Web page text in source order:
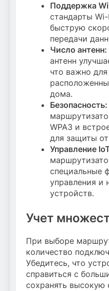
Поддержка
стандарты
быструю
передачи
Число антенн:
антенн
что важно
дома.
Безопасность:
WPA3 и
для защиты от
Управление
специальные
управления и
устройств.
Учет
При выборе
количество
Убедитесь, что
справиться с
сохранять высокую